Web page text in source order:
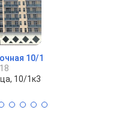
10/1
10/1к3